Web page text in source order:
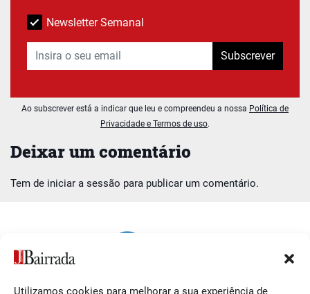
Utilizamos cookies para melhorar a sua experiência de
Deixar um comentário
Tem de iniciar a sessão para publicar um comentário.
Newsletter Semanal
Subscrever
Ao subscrever está a indicar que leu e compreendeu a nossa Política de
Privacidade e Termos de uso.